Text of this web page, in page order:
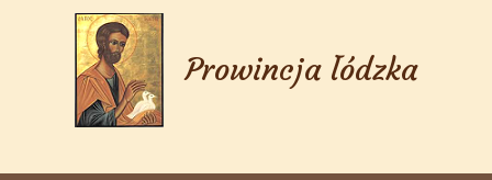
Prowincja łódzka